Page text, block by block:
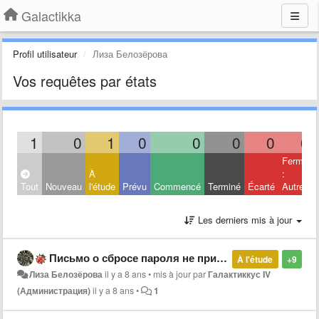
Galactikka
Profil utilisateur Лиза Белозёрова
Vos requêtes par états
1 0 1 0 0 0 0 0
Tout Nouveau
À
l'étude Prévu Commencé Terminé Écarté
Fermé
:
Autres
Les derniers mis à jour
+9
À l'étude
Письмо о сбросе пароля не приходит.
Лиза Белозёроваil y a 8 ans• mis à jour parГалактиккус IV
(Администрация)il y a 8 ans• 1